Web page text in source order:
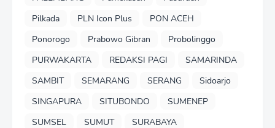
Pilkada
PLN Icon Plus
PON ACEH
Ponorogo
Prabowo Gibran
Probolinggo
PURWAKARTA
REDAKSI PAGI
SAMARINDA
SAMBIT
SEMARANG SERANG
Sidoarjo
SINGAPURA
SITUBONDO
SUMENEP
SUMSEL
SUMUT SURABAYA